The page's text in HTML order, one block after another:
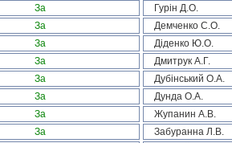
За Гурін Д.О.
За Демченко С.О.
За Діденко Ю.О.
За Дмитрук А.Г.
За Дубінський О.А.
За Дунда О.А.
За Жупанин А.В.
За Забуранна Л.В.